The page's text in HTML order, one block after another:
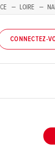
LOIRE
CONNECTEZ-